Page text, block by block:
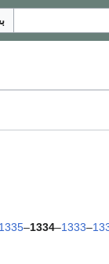
–
1333
–
1334
–